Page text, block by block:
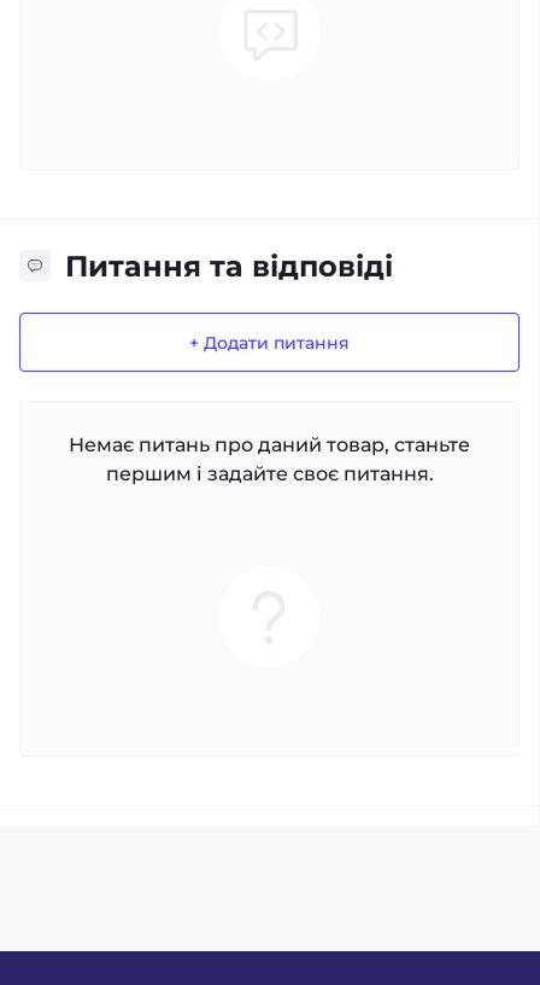
Питання та відповіді
+ Додати питання
Немає питань про даний товар, станьте
першим і задайте своє питання.